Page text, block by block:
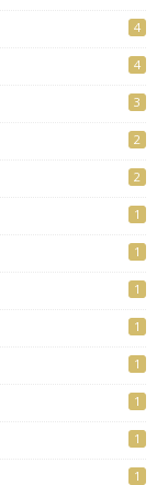
4
4
3
2
2
1
1
1
1
1
1
1
1